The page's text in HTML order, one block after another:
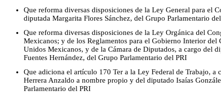
Que reforma diversas disposiciones de la Ley General para el
diputada Margarita Flores Sánchez, del Grupo Parlamentario
Que reforma diversas disposiciones de la Ley Orgánica del
Mexicanos; y de los Reglamentos para el Gobierno Interior del
Unidos Mexicanos, y de la Cámara de Diputados, a cargo del
Fuentes Hernández, del Grupo Parlamentario del PRI
Que adiciona el artículo 170 Ter a la Ley Federal de Trabajo, a
Herrera Anzaldo a nombre propio y del diputado Isaías
Parlamentario del PRI